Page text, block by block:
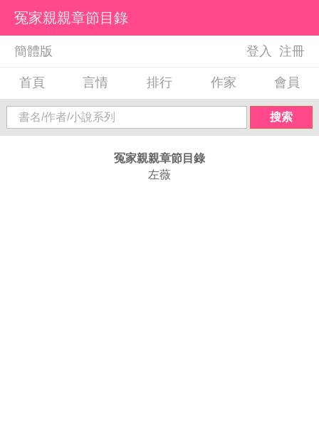
冤家親親章節目錄
簡體版 登入 注冊
首頁 言情 排行 作家 會員
搜索
冤家親親章節目錄
左薇